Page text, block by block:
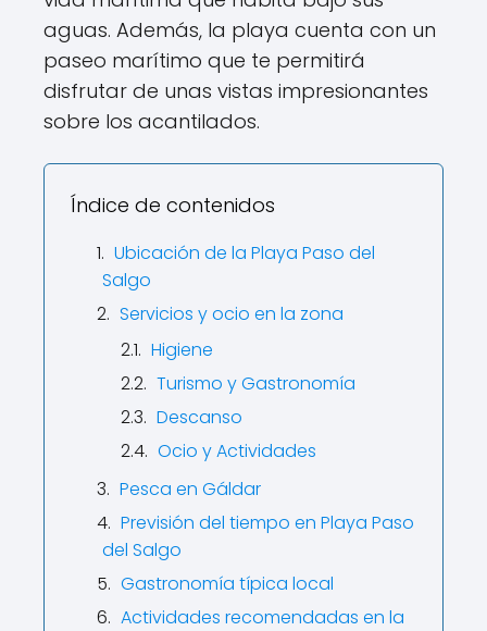
aguas. Además, la playa cuenta con un
paseo marítimo que te permitirá
disfrutar de unas vistas impresionantes
sobre los acantilados.
Índice de contenidos
Ubicación de la Playa Paso del
Salgo
Servicios y ocio en la zona
Higiene
Turismo y Gastronomía
Descanso
Ocio y Actividades
Pesca en Gáldar
Previsión del tiempo en Playa Paso
del Salgo
Gastronomía típica local
Actividades recomendadas en la